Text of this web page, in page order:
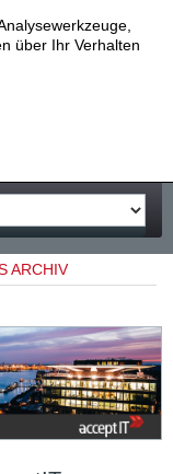
ARCHIV
über Ihr Verhalten